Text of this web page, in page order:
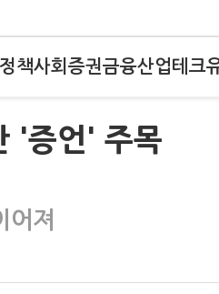
정책사회 증권금융산업테크
'증언' 주목
어져